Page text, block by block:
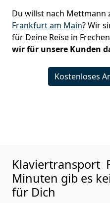
Du willst nach Mettmann
Frankfurt am Main? Wir
für Deine Reise in
wir für unsere Kunden
Kostenloses
Klaviertransport
Minuten gib es
für Dich